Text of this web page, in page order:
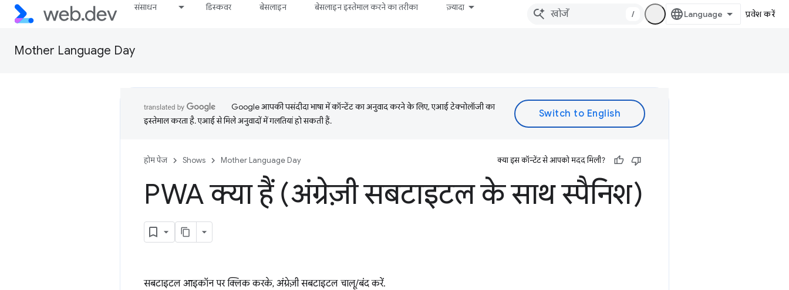
संसाधन डिस्कवर बेसलाइन बेसलाइन इस्तेमाल करने का तरीका ज़्यादा
/ प्रवेश करें
Mother Language Day
Google आपकी पसंदीदा भाषा में कॉन्टेंट का अनुवाद करने के लिए, एआई टेक्नोलॉजी का
इस्तेमाल करता है. एआई से मिले अनुवादों में गलतियां हो सकती हैं.
होम पेज Shows Mother Language Day क्या इस कॉन्टेंट से आपको मदद मिली?
PWA क्या हैं (अंग्रेज़ी सबटाइटल के साथ स्पैनिश)
सबटाइटल आइकॉन पर क्लिक करके, अंग्रेज़ी सबटाइटल चालू/बंद करें.